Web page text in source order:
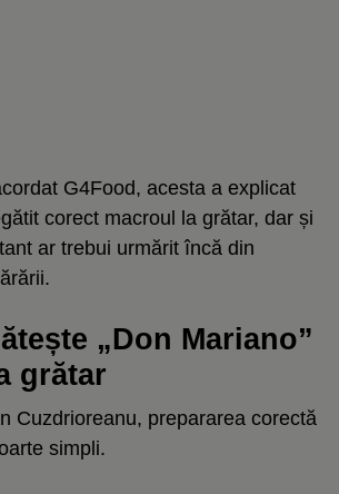
G4Food, acesta a explicat
corect macroul la grătar, dar și
ar trebui urmărit încă din
„Don Mariano”
grătar
Cuzdrioreanu, prepararea corectă
simpli.